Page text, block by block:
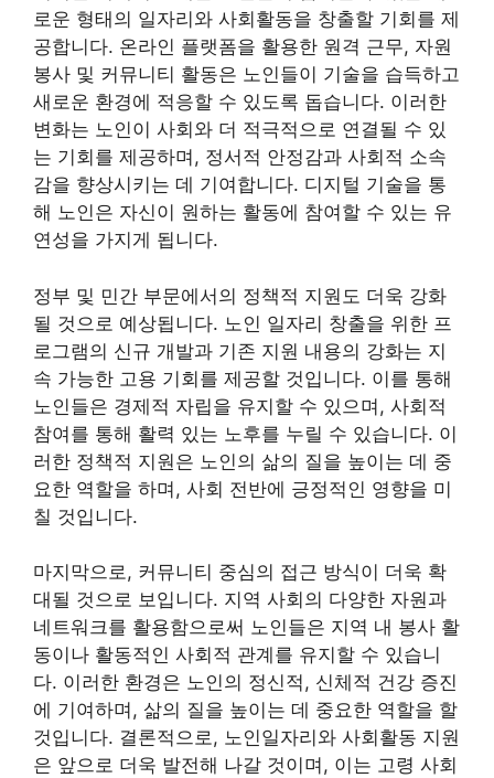
로운 형태의 일자리와 사회활동을 창출할 기회를 제
공합니다. 온라인 플랫폼을 활용한 원격 근무, 자원
봉사 및 커뮤니티 활동은 노인들이 기술을 습득하고
새로운 환경에 적응할 수 있도록 돕습니다. 이러한
변화는 노인이 사회와 더 적극적으로 연결될 수 있
는 기회를 제공하며, 정서적 안정감과 사회적 소속
감을 향상시키는 데 기여합니다. 디지털 기술을 통
해 노인은 자신이 원하는 활동에 참여할 수 있는 유
연성을 가지게 됩니다.
정부 및 민간 부문에서의 정책적 지원도 더욱 강화
될 것으로 예상됩니다. 노인 일자리 창출을 위한 프
로그램의 신규 개발과 기존 지원 내용의 강화는 지
속 가능한 고용 기회를 제공할 것입니다. 이를 통해
노인들은 경제적 자립을 유지할 수 있으며, 사회적
참여를 통해 활력 있는 노후를 누릴 수 있습니다. 이
러한 정책적 지원은 노인의 삶의 질을 높이는 데 중
요한 역할을 하며, 사회 전반에 긍정적인 영향을 미
칠 것입니다.
마지막으로, 커뮤니티 중심의 접근 방식이 더욱 확
대될 것으로 보입니다. 지역 사회의 다양한 자원과
네트워크를 활용함으로써 노인들은 지역 내 봉사 활
동이나 활동적인 사회적 관계를 유지할 수 있습니
다. 이러한 환경은 노인의 정신적, 신체적 건강 증진
에 기여하며, 삶의 질을 높이는 데 중요한 역할을 할
것입니다. 결론적으로, 노인일자리와 사회활동 지원
은 앞으로 더욱 발전해 나갈 것이며, 이는 고령 사회